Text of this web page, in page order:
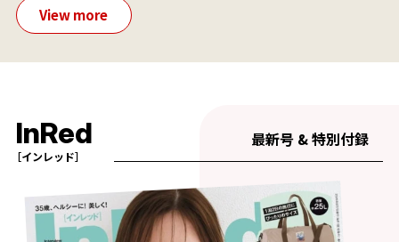
View more
InRed
［インレッド］
最新号 & 特別付録